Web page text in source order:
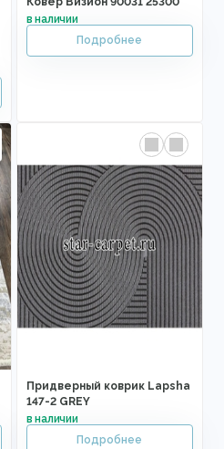
Придверный коврик Lapsha
147-2 GREY